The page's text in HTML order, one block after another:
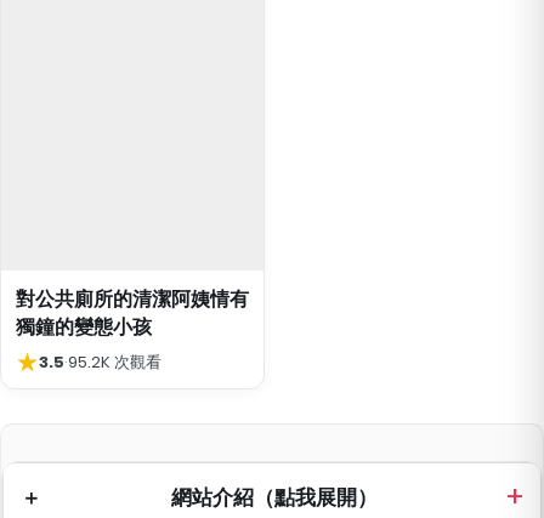
對公共廁所的清潔阿姨情有
獨鐘的變態小孩
★3.5·95.2K 次觀看
網站介紹（點我展開）